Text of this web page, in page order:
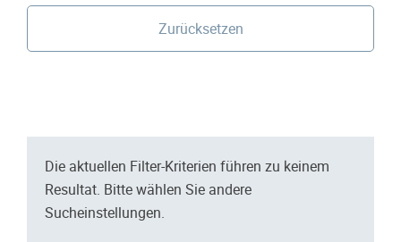
Zurücksetzen
Die aktuellen Filter-Kriterien führen zu keinem
Resultat. Bitte wählen Sie andere
Sucheinstellungen.